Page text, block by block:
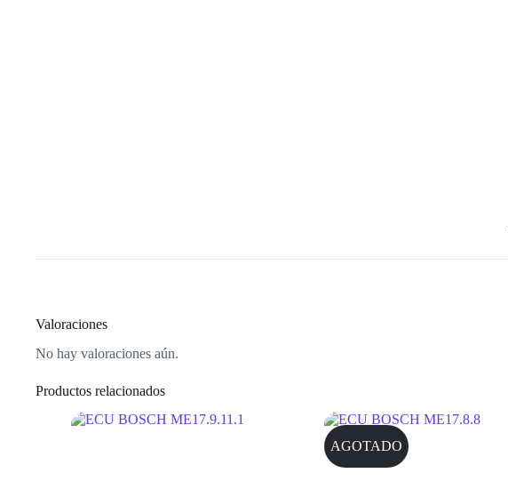
Valoraciones
No hay valoraciones aún.
Productos relacionados
AGOTADO